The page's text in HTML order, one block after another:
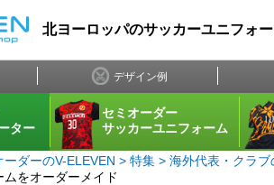
北ヨーロッパのサッカーユニフォ
デザイン例
ター
セミオーダー
サッカーユニフォーム
ダーのV-ELEVEN 特集 海外代表・クラ
をオーダーメイド